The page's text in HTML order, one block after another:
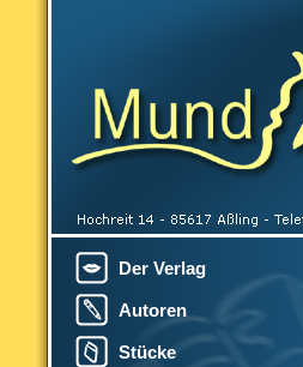
Der Verlag
Autoren
Stücke